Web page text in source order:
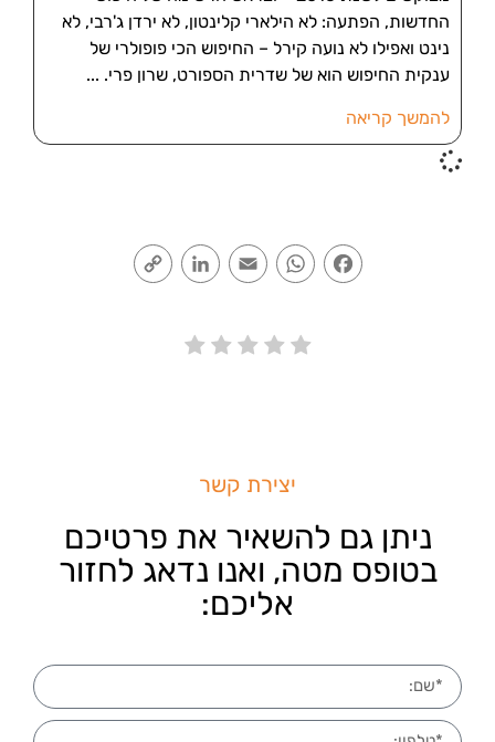
החדשות, הפתעה: לא הילארי קלינטון, לא ירדן ג'רבי, לא
נינט ואפילו לא נועה קירל – החיפוש הכי פופולרי של
ענקית החיפוש הוא של שדרית הספורט, שרון פרי.
להמשך קריאה
Facebook
WhatsApp
Email
LinkedIn
יצירת קשר
ניתן גם להשאיר את פרטיכם
בטופס מטה, ואנו נדאג לחזור
אליכם: